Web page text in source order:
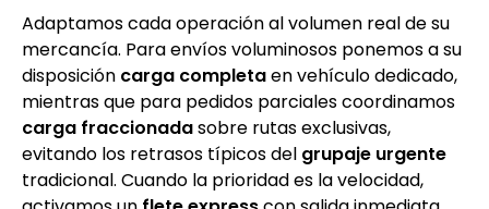
Adaptamos cada operación al volumen real de su
mercancía. Para envíos voluminosos ponemos a su
disposición carga completaen vehículo dedicado,
mientras que para pedidos parciales coordinamos
carga fraccionadasobre rutas exclusivas,
evitando los retrasos típicos del grupaje urgente
tradicional. Cuando la prioridad es la velocidad,